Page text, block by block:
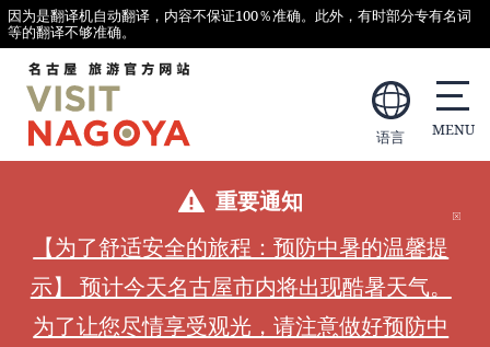
因为是翻译机自动翻译，内容不保证100％准确。此外，有时部分专有名词
等的翻译不够准确。
语言
重要通知
【为了舒适安全的旅程：预防中暑的温馨提
示】 预计今天名古屋市内将出现酷暑天气。
为了让您尽情享受观光，请注意做好预防中